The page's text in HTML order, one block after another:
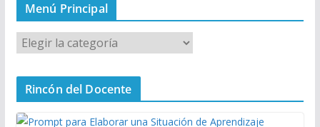
Menú Principal
M
e
n
P
Rincón del Docente